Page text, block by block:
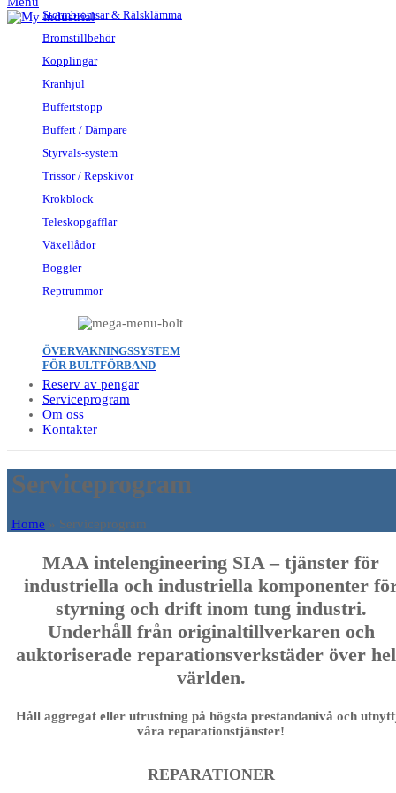
Stormbromsar & Rälsklämma
Bromstillbehör
Kopplingar
Kranhjul
Buffertstopp
Buffert / Dämpare
Styrvals-system
Trissor / Repskivor
Krokblock
Teleskopgafflar
Växellådor
Boggier
Reptrummor
ÖVERVAKNINGSSYSTEM
FÖR BULTFÖRBAND
Reserv av pengar
Serviceprogram
Om oss
Kontakter
Serviceprogram
Home » Serviceprogram
MAA intelengineering SIA – tjänster för
industriella och industriella komponenter
styrning och drift inom tung industri.
Underhåll från originaltillverkaren och
auktoriserade reparationsverkstäder över
världen.
Håll aggregat eller utrustning på högsta prestandanivå och
våra reparationstjänster!
REPARATIONER